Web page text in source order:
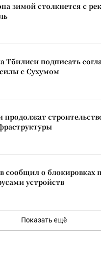
зимой столкнется с
Тбилиси подписать
с Сухумом
продолжат
сообщил о блокировках
устройств
Показать ещё